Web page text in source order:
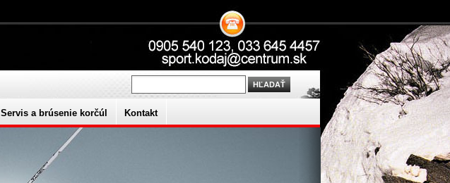
Servis a brúsenie korčúl Kontakt